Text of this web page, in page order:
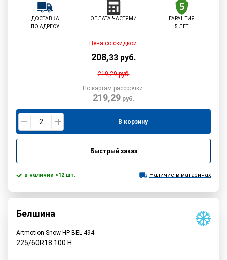
ДОСТАВКА
ПО АДРЕСУ
ОПЛАТА ЧАСТЯМИ
ГАРАНТИЯ
5 ЛЕТ
Цена со скидкой:
208,33 руб.
219,29руб.
По картам рассрочки:
219,29руб.
В корзину
Быстрый заказ
в наличии >12 шт. Наличие в магазинах
Белшина
Artmotion Snow HP BEL-494
225/60R18 100 H